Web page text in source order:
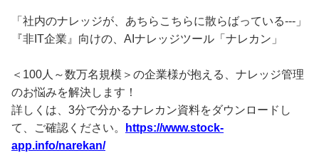
「社内のナレッジが、あちらこちらに散らばっている---」
『非IT企業』向けの、AIナレッジツール「ナレカン」
＜100人～数万名規模＞の企業様が抱える、ナレッジ管理
のお悩みを解決します！
詳しくは、3分で分かるナレカン資料をダウンロードし
て、ご確認ください。
https://www.stock-
app.info/narekan/